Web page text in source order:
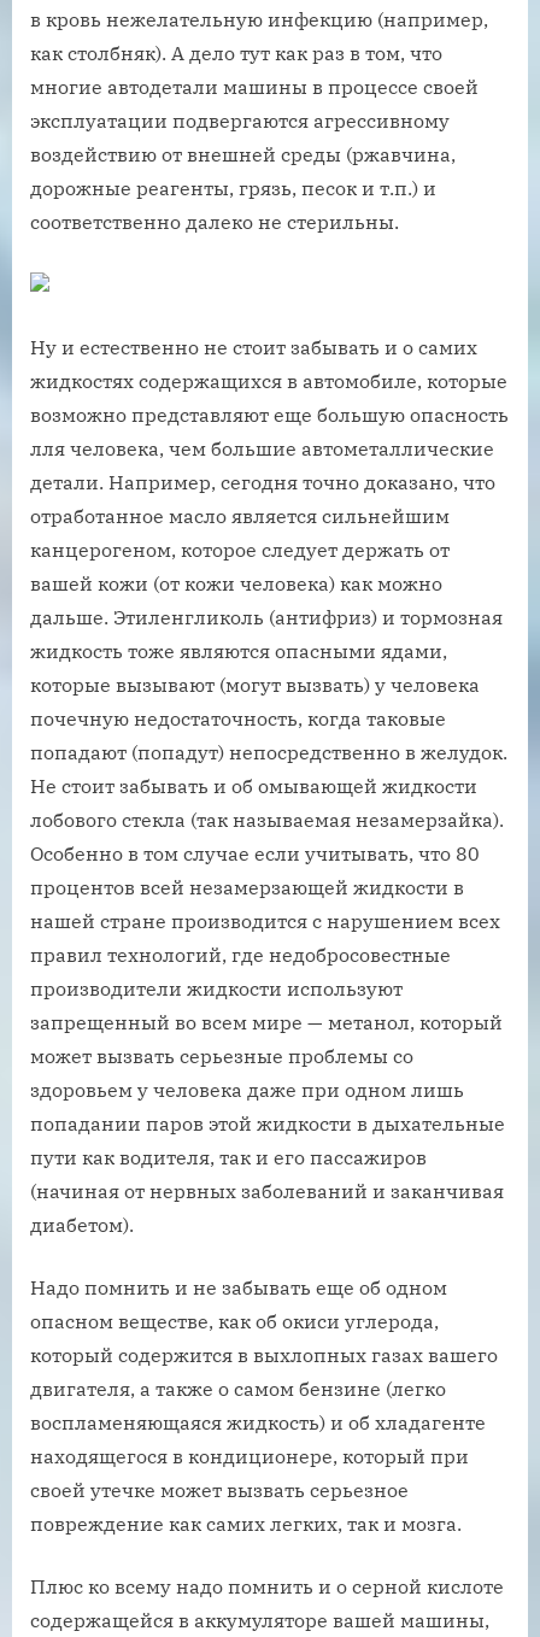
в кровь нежелательную инфекцию (например,
как столбняк). А дело тут как раз в том, что
многие автодетали машины в процессе своей
эксплуатации подвергаются агрессивному
воздействию от внешней среды (ржавчина,
дорожные реагенты, грязь, песок и т.п.) и
соответственно далеко не стерильны.
Ну и естественно не стоит забывать и о самих
жидкостях содержащихся в автомобиле, которые
возможно представляют еще большую опасность
лля человека, чем большие автометаллические
детали. Например, сегодня точно доказано, что
отработанное масло является сильнейшим
канцерогеном, которое следует держать от
вашей кожи (от кожи человека) как можно
дальше. Этиленгликоль (антифриз) и тормозная
жидкость тоже являются опасными ядами,
которые вызывают (могут вызвать) у человека
почечную недостаточность, когда таковые
попадают (попадут) непосредственно в желудок.
Не стоит забывать и об омывающей жидкости
лобового стекла (так называемая незамерзайка).
Особенно в том случае если учитывать, что 80
процентов всей незамерзающей жидкости в
нашей стране производится с нарушением всех
правил технологий, где недобросовестные
производители жидкости используют
запрещенный во всем мире — метанол, который
может вызвать серьезные проблемы со
здоровьем у человека даже при одном лишь
попадании паров этой жидкости в дыхательные
пути как водителя, так и его пассажиров
(начиная от нервных заболеваний и заканчивая
диабетом).
Надо помнить и не забывать еще об одном
опасном веществе, как об окиси углерода,
который содержится в выхлопных газах вашего
двигателя, а также о самом бензине (легко
воспламеняющаяся жидкость) и об хладагенте
находящегося в кондиционере, который при
своей утечке может вызвать серьезное
повреждение как самих легких, так и мозга.
Плюс ко всему надо помнить и о серной кислоте
содержащейся в аккумуляторе вашей машины,